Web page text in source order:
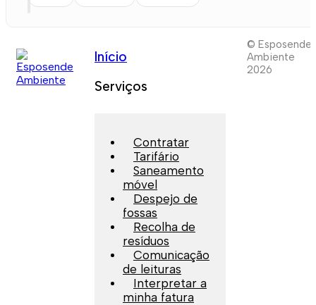
Início
Serviços
Contratar
Tarifário
Saneamento
móvel
Despejo de
fossas
Recolha de
resíduos
Comunicação
de leituras
Interpretar a
minha fatura
© Esposende
Ambiente
2026